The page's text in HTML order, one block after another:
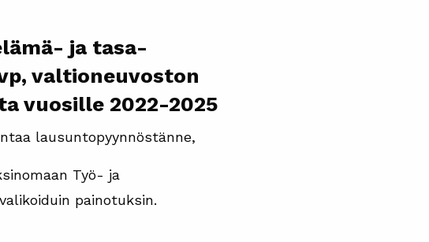
ja tasa-
valtioneuvoston
vuosille 2022-2025
lausuntopyynnöstänne,
Työ- ja
painotuksin.